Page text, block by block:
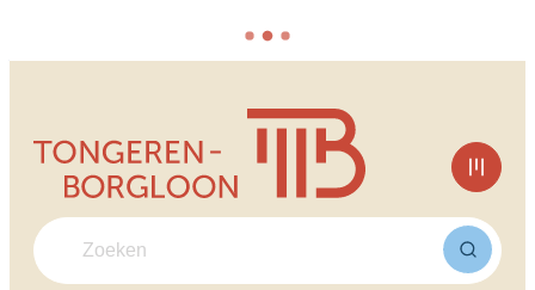
Waarmee kunnen we jou helpen?